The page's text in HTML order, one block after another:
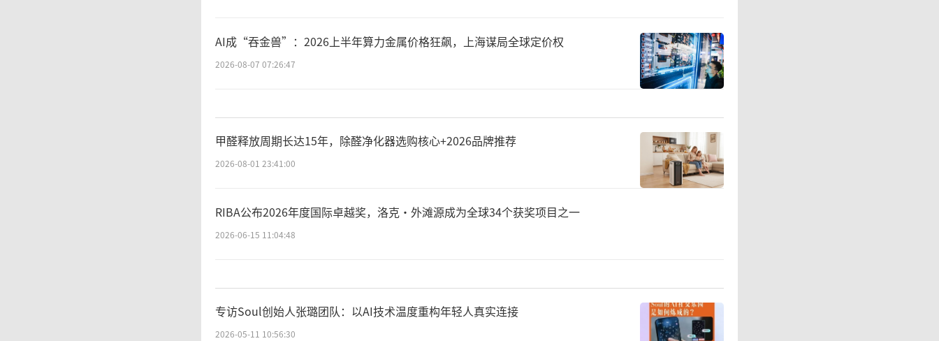
针对宣称具有抑螨、抑菌功能的产品，新
达到90%以上，以保护消费者权益。此外，产
品在工作状态下的噪声不得超过55分贝，睡眠
模式下噪声需低于30分贝，以最大限度降低设
智能床垫还需满足电气安全、电磁兼容、
AI成“吞金兽”：2026上半年算力金属价格狂飙，上海谋局全球定价权
2026-08-07 07:26:47
甲醛释放周期长达15年，除醛净化器选购核心+2026品牌推荐
2026-08-01 23:41:00
RIBA公布2026年度国际卓越奖，洛克·外滩源成为全球34个获奖项目之一
2026-06-15 11:04:48
专访Soul创始人张璐团队：以AI技术温度重构年轻人真实连接
2026-05-11 10:56:30